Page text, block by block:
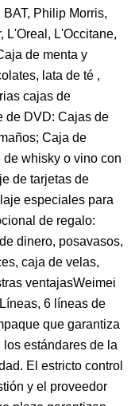
Philip Morris,
L'Oreal, L'Occitane,
de menta y
lata de té ,
cajas de
de DVD: Cajas de
Caja de
whisky o vino con
de tarjetas de
especiales para
de regalo:
dinero, posavasos,
caja de velas,
ventajasWeimei
6 líneas de
que garantiza
estándares de la
El estricto control
y el proveedor